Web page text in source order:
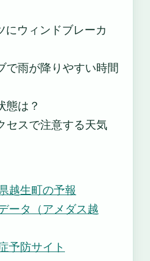
にウィンドブレーカ
で雨が降りやすい時間
態は？
セスで注意する天気
越生町の予報
ータ（アメダス越
予防サイト